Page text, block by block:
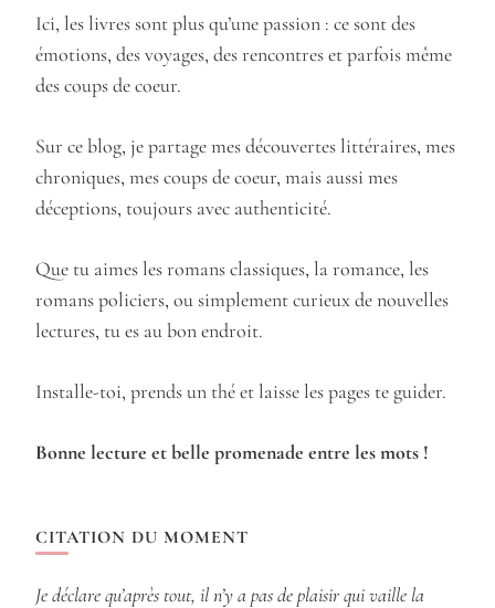
Ici, les livres sont plus qu’une passion : ce sont des
émotions, des voyages, des rencontres et parfois même
des coups de coeur.
Sur ce blog, je partage mes découvertes littéraires, mes
chroniques, mes coups de coeur, mais aussi mes
déceptions, toujours avec authenticité.
Que tu aimes les romans classiques, la romance, les
romans policiers, ou simplement curieux de nouvelles
lectures, tu es au bon endroit.
Installe-toi, prends un thé et laisse les pages te guider.
Bonne lecture et belle promenade entre les mots !
CITATION DU MOMENT
Je déclare qu’après tout, il n’y a pas de plaisir qui vaille la